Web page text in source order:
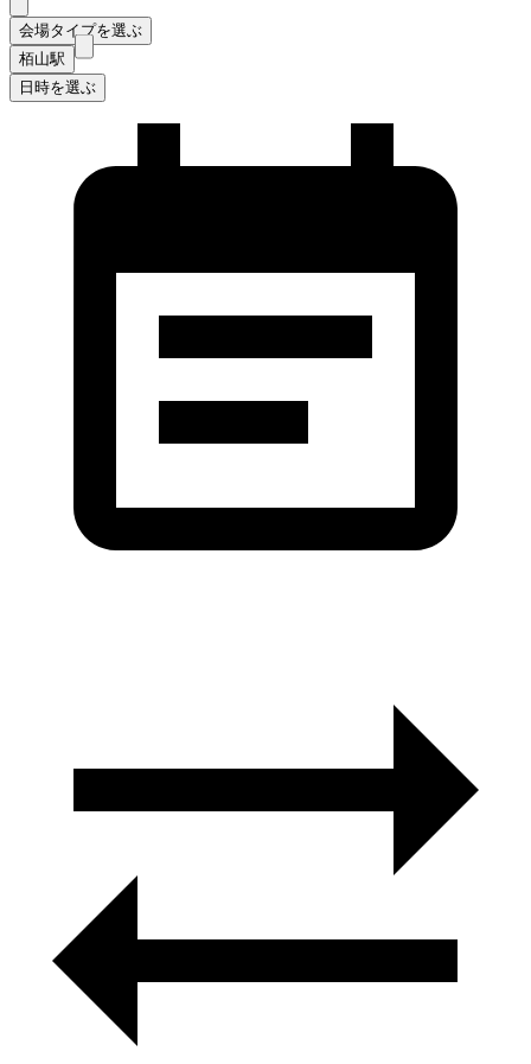
会場タイプを選ぶ
栢山駅
日時を選ぶ